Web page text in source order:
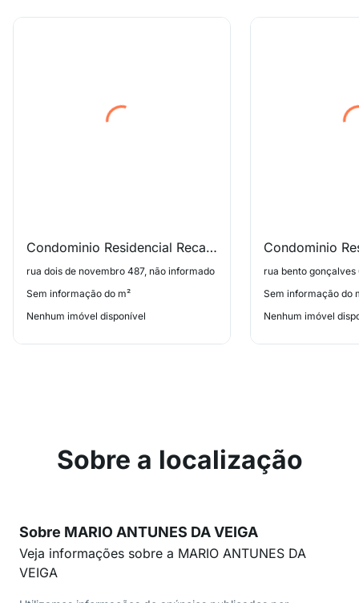
Condominio Residencial Recanto dos Sabias
rua dois de novembro 487, não informado
Sem informação do m²
Nenhum imóvel disponível
rua bento
Sem informação do
Nenhum imóvel
Sobre a localização
Sobre MARIO ANTUNES DA VEIGA
Veja informações sobre a MARIO ANTUNES DA
VEIGA